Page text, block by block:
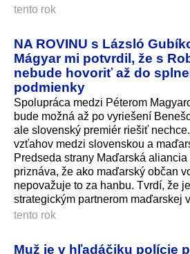
tento rok
NA ROVINU s Lázsló
Mágyar mi potvrdil, že s
nebude hovoriť až do
podmienky
Spolupráca medzi Péterom
bude možná až po vyriešení
ale slovenský premiér riešiť
vzťahov medzi slovenskou a
Predseda strany Maďarská
priznáva, že ako maďarský občan
nepovažuje to za hanbu. Tvrdí, že
strategickým partnerom maďarskej
tento rok
Muž je v hľadáčiku polície